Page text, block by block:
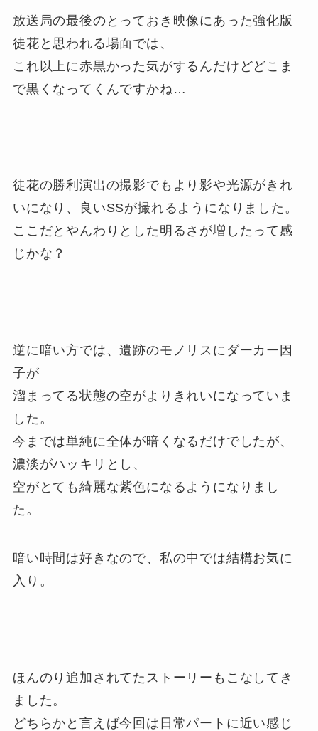
放送局の最後のとっておき映像にあった強化版
徒花と思われる場面では、
これ以上に赤黒かった気がするんだけどどこま
で黒くなってくんですかね…
徒花の勝利演出の撮影でもより影や光源がきれ
いになり、良いSSが撮れるようになりました。
ここだとやんわりとした明るさが増したって感
じかな？
逆に暗い方では、遺跡のモノリスにダーカー因
子が
溜まってる状態の空がよりきれいになっていま
した。
今までは単純に全体が暗くなるだけでしたが、
濃淡がハッキリとし、
空がとても綺麗な紫色になるようになりまし
た。
暗い時間は好きなので、私の中では結構お気に
入り。
ほんのり追加されてたストーリーもこなしてき
ました。
どちらかと言えば今回は日常パートに近い感じ